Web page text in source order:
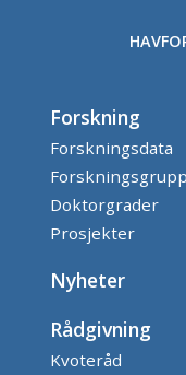
Forskning
Forskningsdata
Doktorgrader
Prosjekter
Nyheter
Rådgivning
Kvoteråd